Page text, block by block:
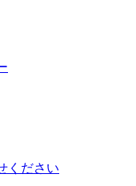
ください